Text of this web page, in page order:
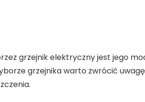
grzejnik elektryczny jest jego
grzejnika warto zwrócić uwagę